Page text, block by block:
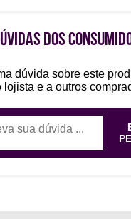
DOS
dúvida sobre este
lojista e a outros